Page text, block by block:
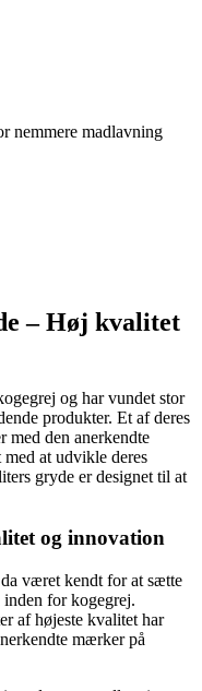
nemmere madlavning
– Høj kvalitet
og har vundet stor
produkter. Et af deres
med den anerkendte
at udvikle deres
gryde er designet til at
og innovation
været kendt for at sætte
for kogegrej.
af højeste kvalitet har
mærker på